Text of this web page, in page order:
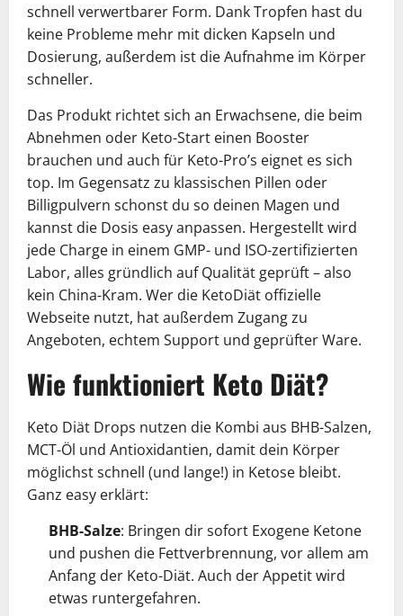
schnell verwertbarer Form. Dank Tropfen hast du
keine Probleme mehr mit dicken Kapseln und
Dosierung, außerdem ist die Aufnahme im Körper
schneller.
Das Produkt richtet sich an Erwachsene, die beim
Abnehmen oder Keto-Start einen Booster
brauchen und auch für Keto-Pro’s eignet es sich
top. Im Gegensatz zu klassischen Pillen oder
Billigpulvern schonst du so deinen Magen und
kannst die Dosis easy anpassen. Hergestellt wird
jede Charge in einem GMP- und ISO-zertifizierten
Labor, alles gründlich auf Qualität geprüft – also
kein China-Kram. Wer die KetoDiät offizielle
Webseite nutzt, hat außerdem Zugang zu
Angeboten, echtem Support und geprüfter Ware.
Wie funktioniert Keto Diät?
Keto Diät Drops nutzen die Kombi aus BHB-Salzen,
MCT-Öl und Antioxidantien, damit dein Körper
möglichst schnell (und lange!) in Ketose bleibt.
Ganz easy erklärt:
BHB-Salze: Bringen dir sofort Exogene Ketone
und pushen die Fettverbrennung, vor allem am
Anfang der Keto-Diät. Auch der Appetit wird
etwas runtergefahren.